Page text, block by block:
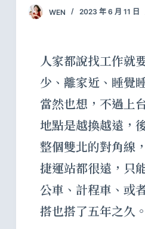
WEN 2023 年 6 月 11 日
人家都說找工作就
少、離家近、睡覺
當然也想，不過上
地點是越換越遠，
整個雙北的對角線
捷運站都很遠，只
公車、計程車、或
搭也搭了五年之久。